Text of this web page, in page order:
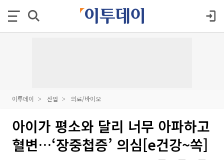
이투데이 산업 의료/바이오
아이가 평소와 달리 너무 아파하고
혈변…‘장중첩증’ 의심[e건강~쏙]